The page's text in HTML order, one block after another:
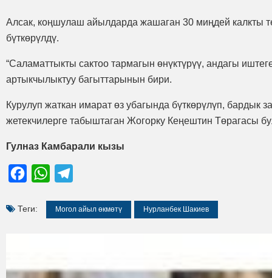
Алсак, коңшулаш айылдарда жашаган 30 миңдей калкты
бүткөрүлдү.
“Саламаттыкты сактоо тармагын өнүктүрүү, андагы
артыкчылыктуу багыттарынын бири.
Курулуп жаткан имарат өз убагында бүткөрүлүп,
жетекчилерге табыштаган Жогорку Кеңештин Төрагасы
Гулназ Камбарали кызы
FacebookWhatsApp
Теги: Могол айыл өкмөтү Нурланбек Шакиев